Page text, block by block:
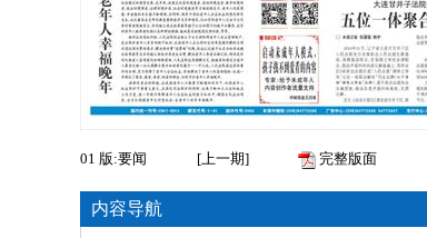
01 版:要闻 [上一期] 完整版面
内容导航